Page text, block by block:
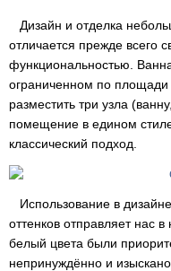
Дизайн и отделка
отличается прежде всего
функциональностью.
ограниченном по
разместить три узла
помещение в едином
классический подход.
Использование в
оттенков отправляет нас
белый цвета были
непринуждённо и